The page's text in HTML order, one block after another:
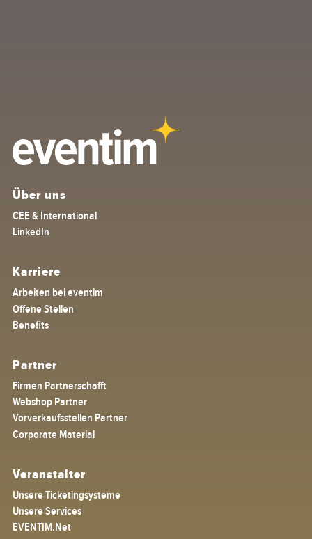
Über uns
CEE & International
LinkedIn
Karriere
Arbeiten bei eventim
Offene Stellen
Benefits
Partner
Firmen Partnerschafft
Webshop Partner
Vorverkaufsstellen Partner
Corporate Material
Veranstalter
Unsere Ticketingsysteme
Unsere Services
EVENTIM.Net